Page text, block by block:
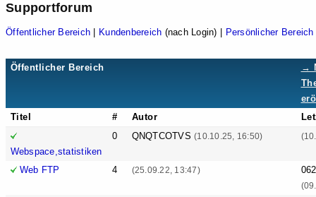
Supportforum
Öffentlicher Bereich | Kundenbereich (nach Login) | Persönlicher Bereich
Öffentlicher Bereich
→
Titel
# Autor
Webspace,statistiken
0 QNQTCOTVS(10.10.25, 16:50)
Web FTP 4 (25.09.22, 13:47)